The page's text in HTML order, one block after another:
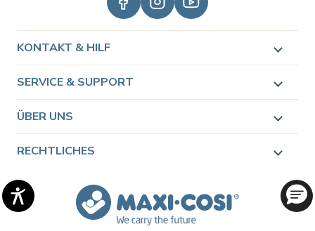
KONTAKT & HILF
SERVICE & SUPPORT
ÜBER UNS
RECHTLICHES